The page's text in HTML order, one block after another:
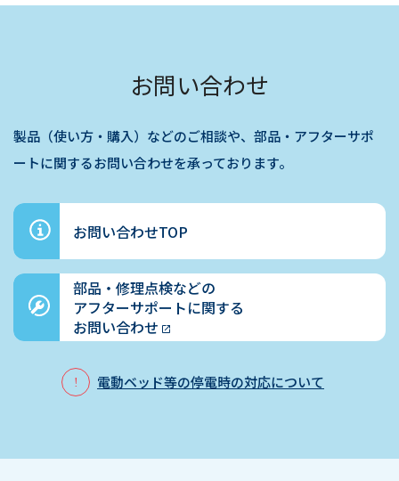
お問い合わせ
製品（使い方・購入）などのご相談や、部品・アフターサポ
ートに関するお問い合わせを承っております。
お問い合わせTOP
部品・修理点検などの
アフターサポートに関する
お問い合わせ
電動ベッド等の停電時の対応について